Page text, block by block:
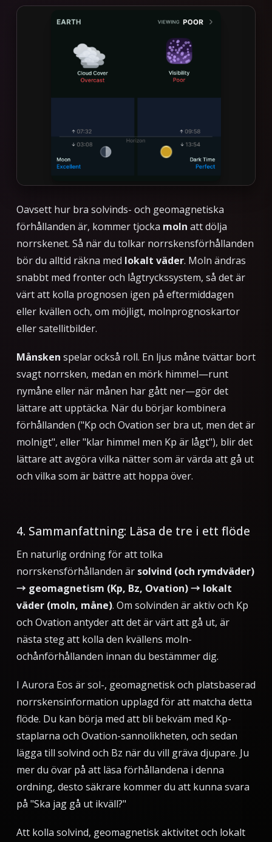
Oavsett hur bra solvinds- och geomagnetiska
förhållanden är, kommer tjocka moln att dölja
norrskenet. Så när du tolkar norrskensförhållanden
bör du alltid räkna med lokalt väder. Moln ändras
snabbt med fronter och lågtryckssystem, så det är
värt att kolla prognosen igen på eftermiddagen
eller kvällen och, om möjligt, molnprognoskartor
eller satellitbilder.
Månsken spelar också roll. En ljus måne tvättar bort
svagt norrsken, medan en mörk himmel—runt
nymåne eller när månen har gått ner—gör det
lättare att upptäcka. När du börjar kombinera
förhållanden ("Kp och Ovation ser bra ut, men det är
molnigt", eller "klar himmel men Kp är lågt"), blir det
lättare att avgöra vilka nätter som är värda att gå ut
och vilka som är bättre att hoppa över.
4. Sammanfattning: Läsa de tre i ett flöde
En naturlig ordning för att tolka
norrskensförhållanden är solvind (och rymdväder)
→ geomagnetism (Kp, Bz, Ovation) → lokalt
väder (moln, måne). Om solvinden är aktiv och Kp
och Ovation antyder att det är värt att gå ut, är
nästa steg att kolla den kvällens moln-
ochånförhållanden innan du bestämmer dig.
I Aurora Eos är sol-, geomagnetisk och platsbaserad
norrskensinformation upplagd för att matcha detta
flöde. Du kan börja med att bli bekväm med Kp-
staplarna och Ovation-sannolikheten, och sedan
lägga till solvind och Bz när du vill gräva djupare. Ju
mer du övar på att läsa förhållandena i denna
ordning, desto säkrare kommer du att kunna svara
på "Ska jag gå ut ikväll?"
Att kolla solvind, geomagnetisk aktivitet och lokalt